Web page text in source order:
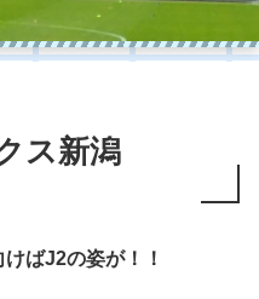
ス新潟
けばJ2の姿が！！